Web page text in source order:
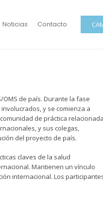
Noticias Contacto
de país. Durante la fase
y se comienza a
de práctica relacionada
y sus colegas,
del proyecto de país.
claves de la salud
Mantienen un vínculo
internacional. Los